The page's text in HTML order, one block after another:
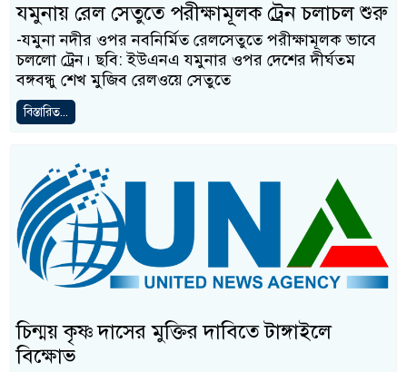
যমুনায় রেল সেতুতে পরীক্ষামূলক ট্রেন চলাচল শুরু
-যমুনা নদীর ওপর নবনির্মিত রেলসেতুতে পরীক্ষামূলক ভাবে
চললো ট্রেন। ছবি: ইউএনএ যমুনার ওপর দেশের দীর্ঘতম
বঙ্গবন্ধু শেখ মুজিব রেলওয়ে সেতুতে
বিস্তারিত...
চিন্ময় কৃষ্ণ দাসের মুক্তির দাবিতে টাঙ্গাইলে
বিক্ষোভ